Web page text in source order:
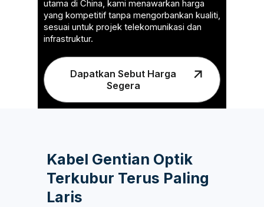
utama di China, kami menawarkan harga
yang kompetitif tanpa mengorbankan kualiti,
sesuai untuk projek telekomunikasi dan
infrastruktur.
Dapatkan Sebut Harga
Segera
Kabel Gentian Optik
Terkubur Terus Paling
Laris